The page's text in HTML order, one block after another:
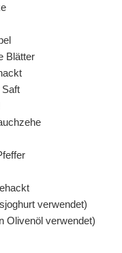
Blätter
verwendet)
Olivenöl verwendet)